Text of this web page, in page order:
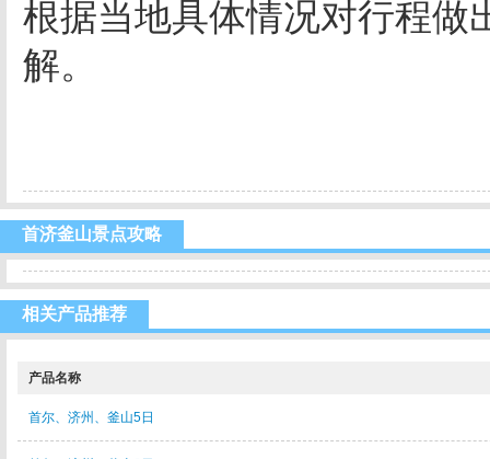
根据当地具体情况对行程做
解。
首济釜山景点攻略
相关产品推荐
产品名称
首尔、济州、釜山5日